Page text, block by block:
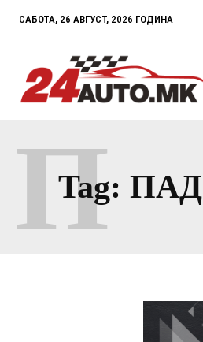
САБОТА, 26 АВГУСТ, 2026 ГОДИНА
Tag: ПАД
П